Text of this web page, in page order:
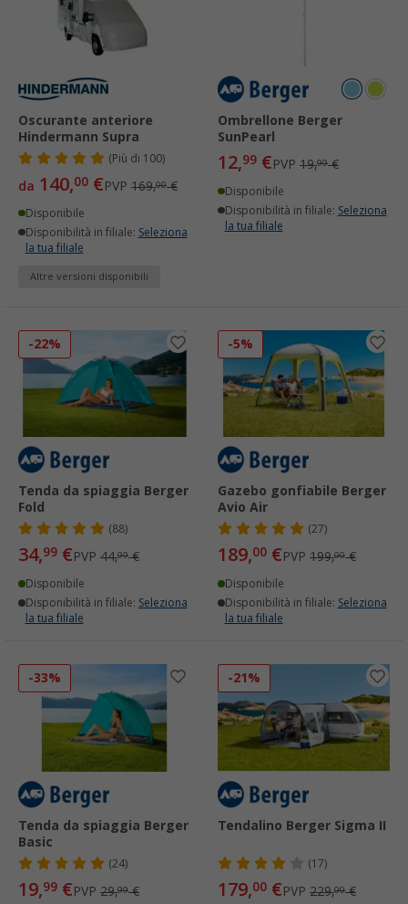
Oscurante anteriore
Hindermann Supra
(Più di 100)
da 140,00 €PVP 169,00€
Disponibile
Disponibilità in filiale: Seleziona
la tua filiale
Altre versioni disponibili
Ombrellone Berger
SunPearl
12,99 €PVP 19,99€
Disponibile
Disponibilità in filiale: Seleziona
la tua filiale
-22%
Tenda da spiaggia Berger
Fold
(88)
34,99 €PVP 44,99€
Disponibile
Disponibilità in filiale: Seleziona
la tua filiale
-5%
Gazebo gonfiabile Berger
Avio Air
(27)
189,00 €PVP 199,00€
Disponibile
Disponibilità in filiale: Seleziona
la tua filiale
-33%
Tenda da spiaggia Berger
Basic
(24)
19,99 €PVP 29,99€
-21%
Tendalino Berger Sigma II
(17)
179,00 €PVP 229,00€